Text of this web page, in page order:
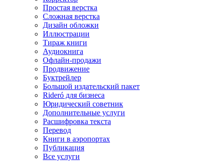
Простая верстка
Сложная верстка
Дизайн обложки
Иллюстрации
Тираж книги
Аудиокнига
Офлайн-продажи
Продвижение
Буктрейлер
Большой издательский пакет
Rideró для бизнеса
Юридический советник
Дополнительные услуги
Расшифровка текста
Перевод
Книги в аэропортах
Публикация
Все услуги